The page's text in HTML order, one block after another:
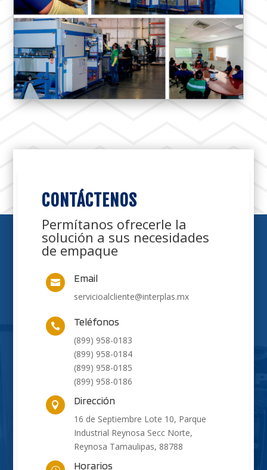
CONTÁCTENOS
Permítanos ofrecerle la
solución a sus necesidades
de empaque
 Email
servicioalcliente@interplas.mx
 Teléfonos
(899) 958-0183
(899) 958-0184
(899) 958-0185
(899) 958-0186
 Dirección
16 de Septiembre Lote 10, Parque
Industrial Reynosa Secc Norte,
Reynosa Tamaulipas, 88788
Horarios